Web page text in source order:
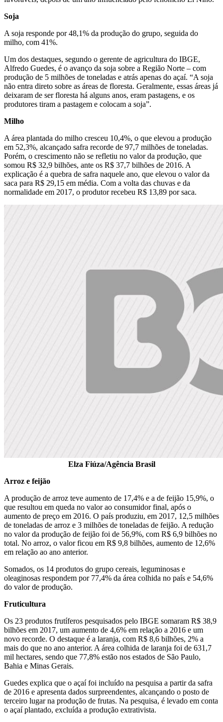
Soja
A soja responde por 48,1% da produção do grupo, seguida do
milho, com 41%.
Um dos destaques, segundo o gerente de agricultura do IBGE,
Alfredo Guedes, é o avanço da soja sobre a Região Norte – com
produção de 5 milhões de toneladas e atrás apenas do açaí. “A soja
não entra direto sobre as áreas de floresta. Geralmente, essas áreas já
deixaram de ser floresta há alguns anos, eram pastagens, e os
produtores tiram a pastagem e colocam a soja”.
Milho
A área plantada do milho cresceu 10,4%, o que elevou a produção
em 52,3%, alcançado safra recorde de 97,7 milhões de toneladas.
Porém, o crescimento não se refletiu no valor da produção, que
somou R$ 32,9 bilhões, ante os R$ 37,7 bilhões de 2016. A
explicação é a quebra de safra naquele ano, que elevou o valor da
saca para R$ 29,15 em média. Com a volta das chuvas e da
normalidade em 2017, o produtor recebeu R$ 13,89 por saca.
Elza Fiúza/Agência Brasil
Arroz e feijão
A produção de arroz teve aumento de 17,4% e a de feijão 15,9%, o
que resultou em queda no valor ao consumidor final, após o
aumento de preço em 2016. O país produziu, em 2017, 12,5 milhões
de toneladas de arroz e 3 milhões de toneladas de feijão. A redução
no valor da produção de feijão foi de 56,9%, com R$ 6,9 bilhões no
total. No arroz, o valor ficou em R$ 9,8 bilhões, aumento de 12,6%
em relação ao ano anterior.
Somados, os 14 produtos do grupo cereais, leguminosas e
oleaginosas respondem por 77,4% da área colhida no país e 54,6%
do valor de produção.
Fruticultura
Os 23 produtos frutíferos pesquisados pelo IBGE somaram R$ 38,9
bilhões em 2017, um aumento de 4,6% em relação a 2016 e um
novo recorde. O destaque é a laranja, com R$ 8,6 bilhões, 2% a
mais do que no ano anterior. A área colhida de laranja foi de 631,7
mil hectares, sendo que 77,8% estão nos estados de São Paulo,
Bahia e Minas Gerais.
Guedes explica que o açaí foi incluído na pesquisa a partir da safra
de 2016 e apresenta dados surpreendentes, alcançando o posto de
terceiro lugar na produção de frutas. Na pesquisa, é levado em conta
o açaí plantado, excluída a produção extrativista.